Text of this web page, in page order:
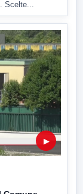
Scelte...
▶